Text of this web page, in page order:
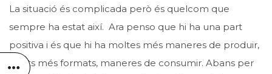
La situació és complicada però és quelcom que
sempre ha estat així. Ara penso que hi ha una part
positiva i és que hi ha moltes més maneres de produir,
molts més formats, maneres de consumir. Abans per